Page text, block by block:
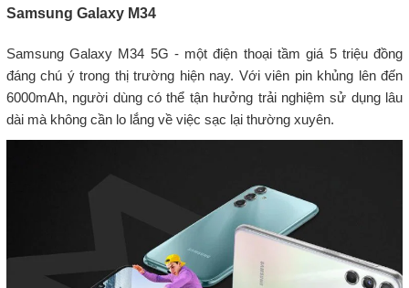
Samsung Galaxy M34
Samsung Galaxy M34 5G - một điện thoại tầm giá 5 triệu đồng
đáng chú ý trong thị trường hiện nay. Với viên pin khủng lên đến
6000mAh, người dùng có thể tận hưởng trải nghiệm sử dụng lâu
dài mà không cần lo lắng về việc sạc lại thường xuyên.